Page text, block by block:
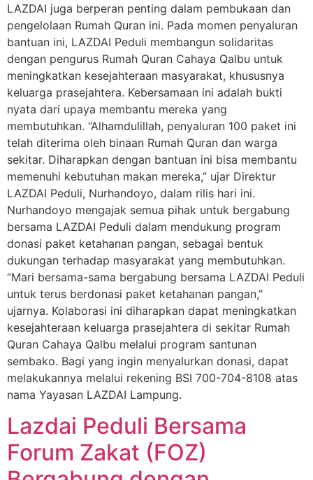
LAZDAI juga berperan penting dalam pembukaan dan
pengelolaan Rumah Quran ini. Pada momen penyaluran
bantuan ini, LAZDAI Peduli membangun solidaritas
dengan pengurus Rumah Quran Cahaya Qalbu untuk
meningkatkan kesejahteraan masyarakat, khususnya
keluarga prasejahtera. Kebersamaan ini adalah bukti
nyata dari upaya membantu mereka yang
membutuhkan. “Alhamdulillah, penyaluran 100 paket ini
telah diterima oleh binaan Rumah Quran dan warga
sekitar. Diharapkan dengan bantuan ini bisa membantu
memenuhi kebutuhan makan mereka,” ujar Direktur
LAZDAI Peduli, Nurhandoyo, dalam rilis hari ini.
Nurhandoyo mengajak semua pihak untuk bergabung
bersama LAZDAI Peduli dalam mendukung program
donasi paket ketahanan pangan, sebagai bentuk
dukungan terhadap masyarakat yang membutuhkan.
“Mari bersama-sama bergabung bersama LAZDAI Peduli
untuk terus berdonasi paket ketahanan pangan,”
ujarnya. Kolaborasi ini diharapkan dapat meningkatkan
kesejahteraan keluarga prasejahtera di sekitar Rumah
Quran Cahaya Qalbu melalui program santunan
sembako. Bagi yang ingin menyalurkan donasi, dapat
melakukannya melalui rekening BSI 700-704-8108 atas
nama Yayasan LAZDAI Lampung.
Lazdai Peduli Bersama
Forum Zakat (FOZ)